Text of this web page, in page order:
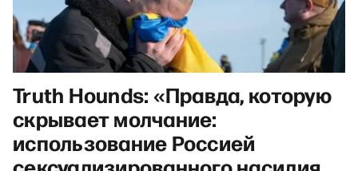
Truth Hounds: «Правда, которую
скрывает молчание:
использование Россией